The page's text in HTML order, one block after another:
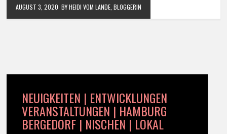
AUGUST 3, 2020 BY HEIDI VOM LANDE, BLOGGERIN
NEUIGKEITEN | ENTWICKLUNGEN
VERANSTALTUNGEN | HAMBURG
BERGEDORF | NISCHEN | LOKAL